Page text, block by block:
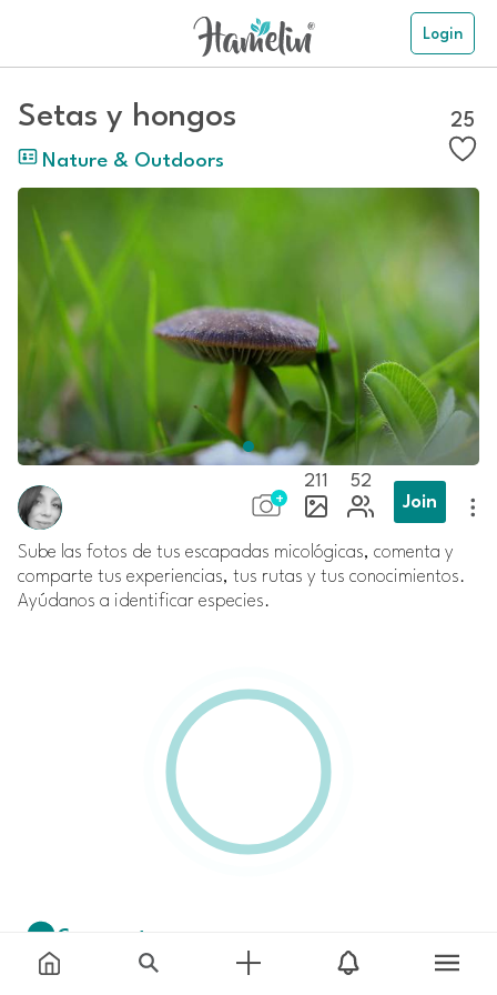
Login
Setas y hongos
Nature & Outdoors
25
211
52
Join
Sube las fotos de tus escapadas micológicas, comenta y
comparte tus experiencias, tus rutas y tus conocimientos.
Comment